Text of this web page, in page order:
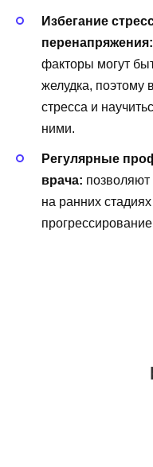
Избегание
перенапряжения:
факторы могут
желудка, поэтому
стресса и
ними.
Регулярные
врача:
на ранних